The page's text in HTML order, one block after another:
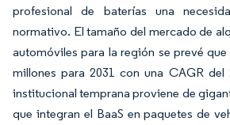
profesional de baterías una
normativo. El tamaño del mercado de
automóviles para la región se prevé que
millones para 2031 con una CAGR del
institucional temprana proviene de
que integran el BaaS en paquetes de